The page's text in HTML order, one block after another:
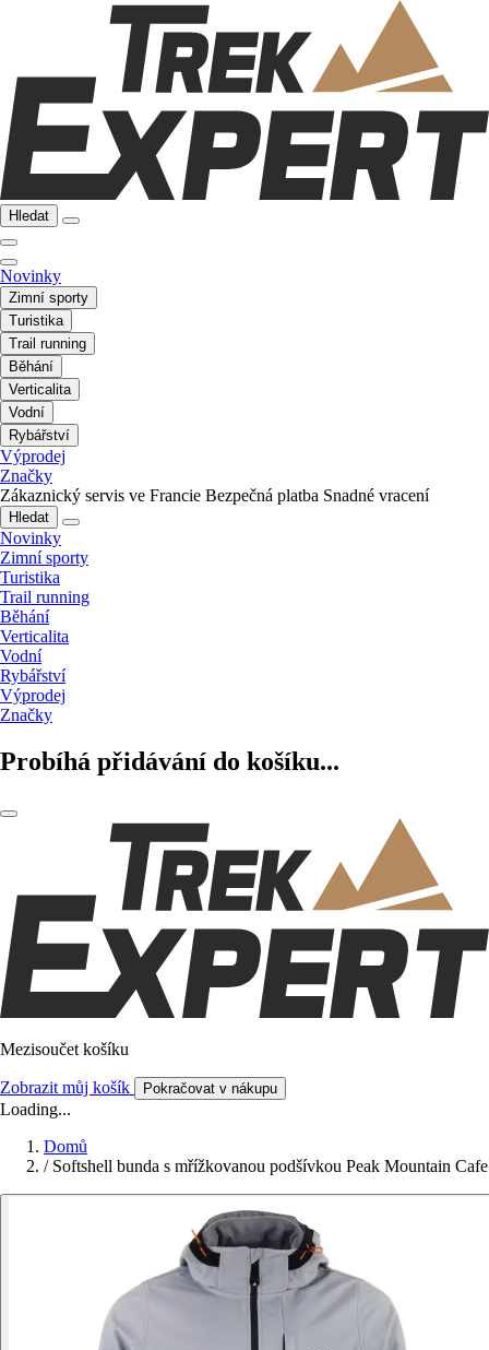
Hledat
Novinky
Zimní sporty
Turistika
Trail running
Běhání
Verticalita
Vodní
Rybářství
Výprodej
Značky
Zákaznický servis ve Francie Bezpečná platba Snadné vracení
Hledat
Novinky
Zimní sporty
Turistika
Trail running
Běhání
Verticalita
Vodní
Rybářství
Výprodej
Značky
Probíhá přidávání do košíku...
Mezisoučet košíku
Zobrazit můj košík Pokračovat v nákupu
Loading...
Domů
/ Softshell bunda s mřížkovanou podšívkou Peak Mountain Cafe